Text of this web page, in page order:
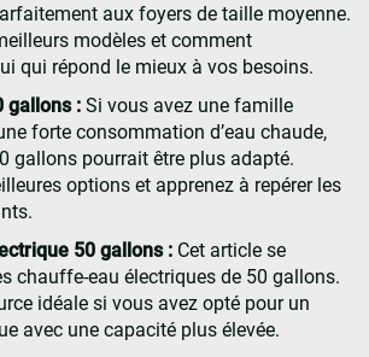
aux foyers de taille moyenne.
modèles et comment
qui répond le mieux à vos besoins.
gallons : Si vous avez une famille
forte consommation d’eau chaude,
gallons pourrait être plus adapté.
options et apprenez à repérer les
50 gallons : Cet article se
chauffe-eau électriques de 50 gallons.
idéale si vous avez opté pour un
avec une capacité plus élevée.